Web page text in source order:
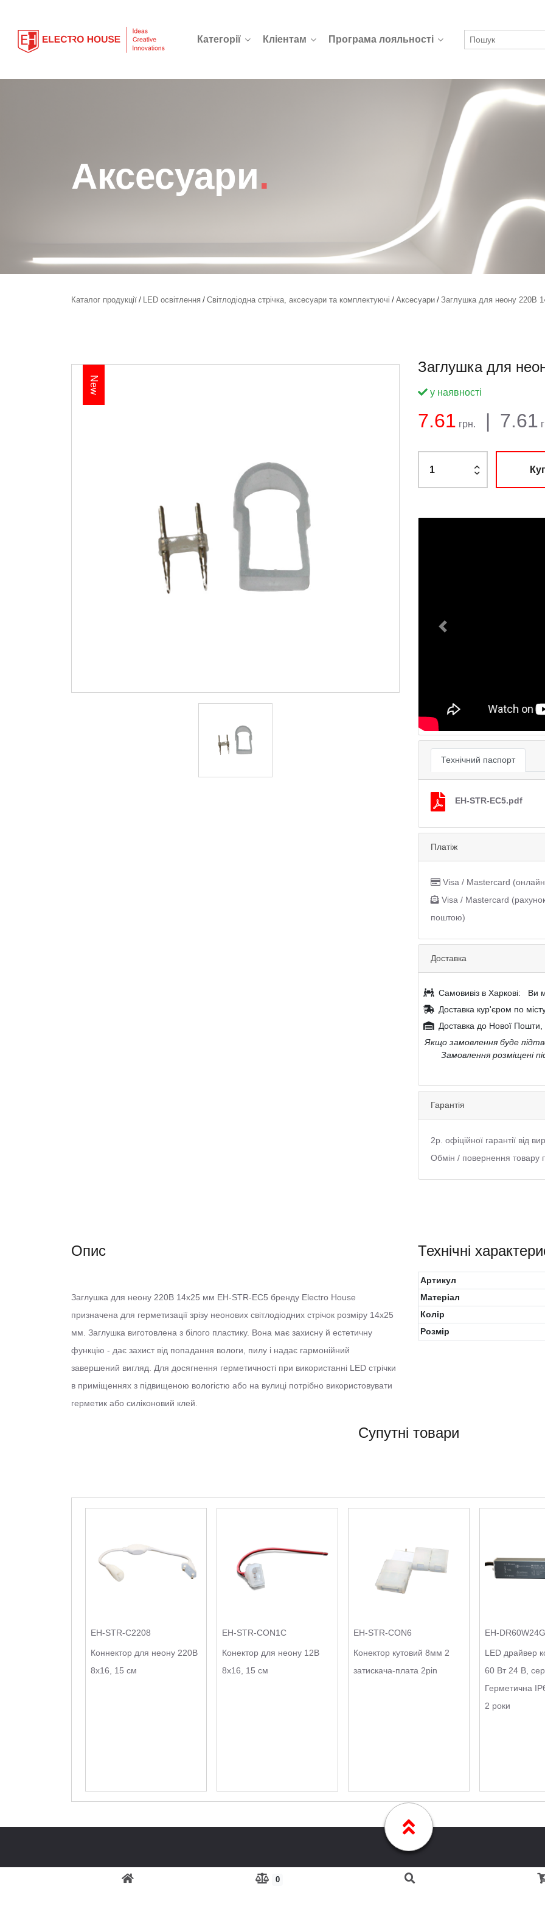
Категорії Кліентам Програма лояльності
0
Аксесуари.
Каталог продукції LED освітлення Світлодіодна стрічка, аксесуари та комплектуючі Аксесуари Заглушка для неону 220В
New
Заглушка для
Баланс:
у наявності
7.61 грн. | 7.61
Previous
Технічний паспорт
EH-STR-EC5.pdf
Платіж
Visa / Mastercard
Visa / Mastercard
поштою)
Доставка
Самовивіз в Харкові:
Ви
Доставка кур'єром по
Доставка до Нової
Якщо замовлення буде
Замовлення розміщені
Гарантія
2р. офіційної гарантії від
Обмін / повернення товару
Опис
Заглушка для неону 220В 14х25 мм EH-STR-EC5 бренду Electro House
призначена для герметизації зрізу неонових світлодіодних стрічок розміру 14х25
мм. Заглушка виготовлена з білого пластику. Вона має захисну й естетичну
функцію - дає захист від попадання вологи, пилу і надає гармонійний
завершений вигляд. Для досягнення герметичності при використанні LED стрічки
в приміщеннях з підвищеною вологістю або на вулиці потрібно використовувати
герметик або силіконовий клей.
Технічні
Артикул
Матеріал
Колiр
Розмір
Супутні товари
EH-STR-C2208
Коннектор для неону 220В
8х16, 15 см
EH-STR-CON1C
Конектор для неону 12В
8х16, 15 см
EH-STR-CON6
Конектор кутовий 8мм 2
затискача-плата 2pin
EH-DR60W24G
LED драйвер
60 Вт 24 В,
Герметична
2 роки